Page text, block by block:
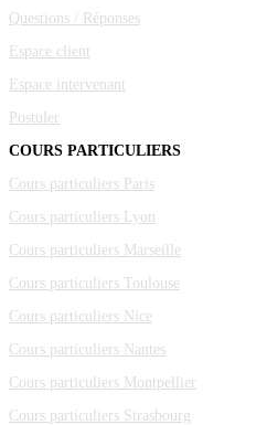
Questions / Réponses
Espace client
Espace intervenant
Postuler
COURS PARTICULIERS
Cours particuliers Paris
Cours particuliers Lyon
Cours particuliers Marseille
Cours particuliers Toulouse
Cours particuliers Nice
Cours particuliers Nantes
Cours particuliers Montpellier
Cours particuliers Strasbourg